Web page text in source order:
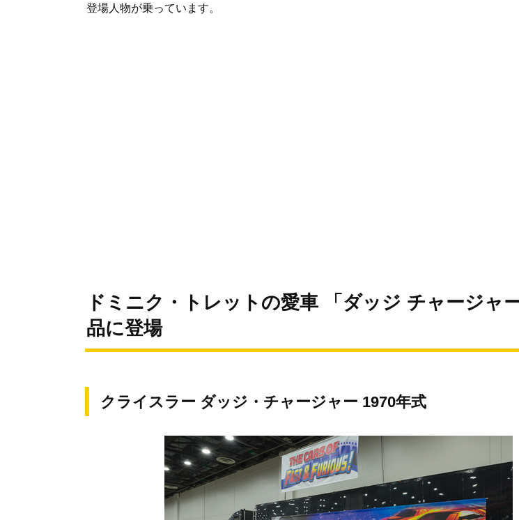
登場人物が乗っています。
ドミニク・トレットの愛車 「ダッジ チャージャ
品に登場
クライスラー ダッジ・チャージャー 1970年式